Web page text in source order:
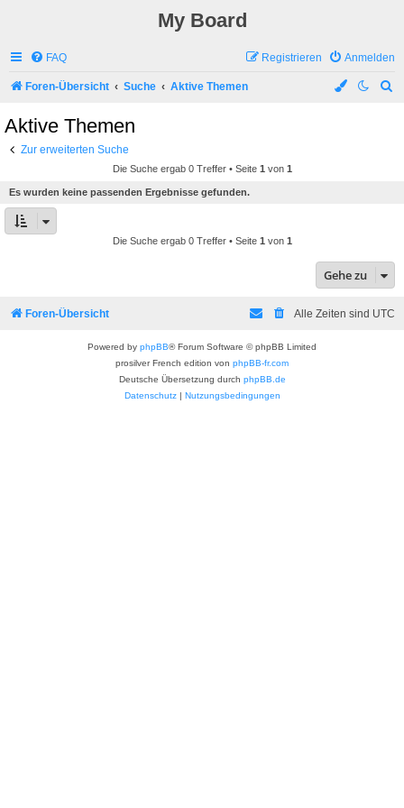
My Board
FAQ Anmelden
Registrieren
Foren-Übersicht Suche Aktive Themen
Aktive Themen
Zur erweiterten Suche
Die Suche ergab 0 Treffer • Seite 1von 1
Es wurden keine passenden Ergebnisse gefunden.
Die Suche ergab 0 Treffer • Seite 1von 1
Gehe zu
Foren-Übersicht Alle Zeiten sind UTC
Powered by phpBB® Forum Software © phpBB Limited
prosilver French edition von phpBB-fr.com
Deutsche Übersetzung durch phpBB.de
Datenschutz| Nutzungsbedingungen